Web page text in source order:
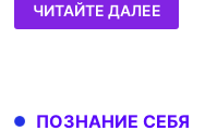
ЧИТАЙТЕ ДАЛЕЕ
ПОЗНАНИЕ СЕБЯ